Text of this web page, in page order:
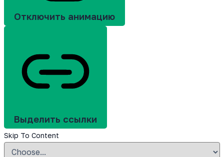
Отключить анимацию
Выделить ссылки
Skip To Content